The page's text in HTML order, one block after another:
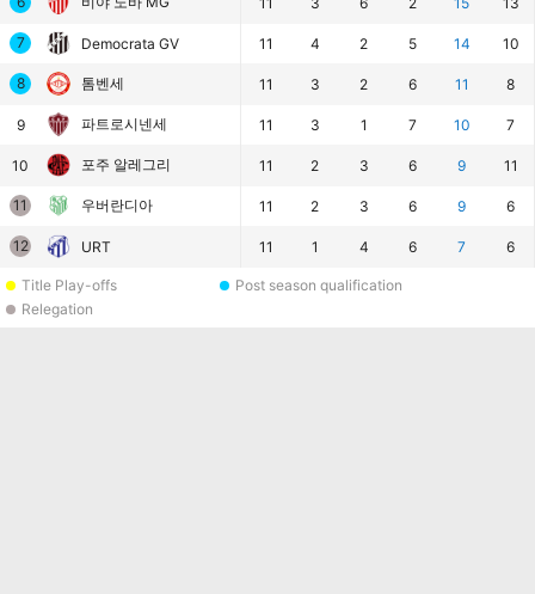
7 Democrata GV
8 톰벤세
9 파트로시넨세
10 포주 알레그리
11 우버란디아
12 URT
11 4 2 5 14 10
11 3 2 6 11 8
11 3 1 7 10 7
11 2 3 6 9 11
11 2 3 6 9 6
11 1 4 6 7 6
Title Play-offs
Post season qualification
Relegation